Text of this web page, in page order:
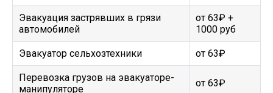
Эвакуация застрявших в грязи
автомобилей
от 63₽ +
1000 руб
Эвакуатор сельхозтехники от 63₽
Перевозка грузов на эвакуаторе-
манипуляторе
от 63₽